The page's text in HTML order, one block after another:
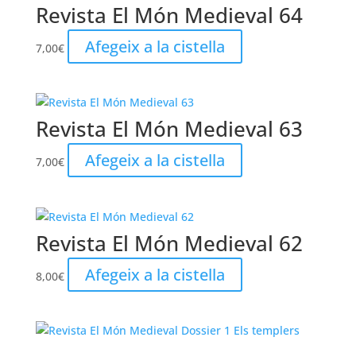
Revista El Món Medieval 64
7,00€ Afegeix a la cistella
Revista El Món Medieval 63
7,00€ Afegeix a la cistella
Revista El Món Medieval 62
8,00€ Afegeix a la cistella